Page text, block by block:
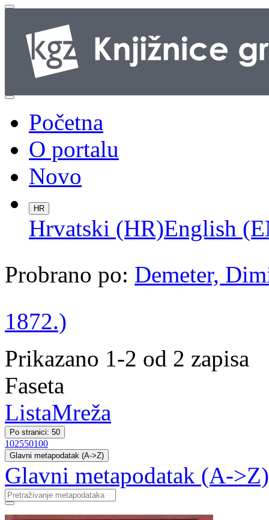
Početna
O portalu
Novo
HR
Hrvatski (HR)English
Probrano po: Demeter,
1872.)
Prikazano 1-2 od 2 zapisa
Faseta
ListaMreža
Po stranici: 50
102550100
Glavni metapodatak (A->Z)
Glavni metapodatak (A->Z)